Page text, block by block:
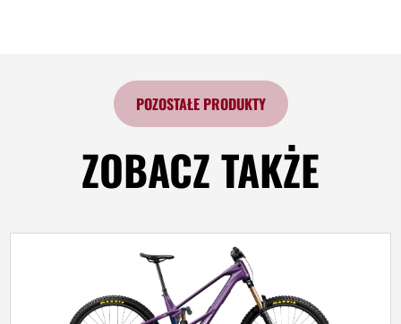
POZOSTAŁE PRODUKTY
ZOBACZ TAKŻE